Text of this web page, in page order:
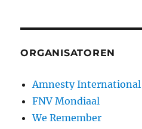
ORGANISATOREN
Amnesty International
FNV Mondiaal
We Remember